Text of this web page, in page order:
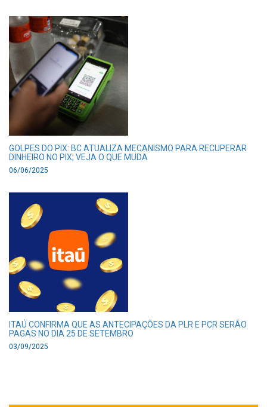
GOLPES DO PIX: BC ATUALIZA MECANISMO PARA RECUPERAR
DINHEIRO NO PIX; VEJA O QUE MUDA
06/06/2025
ITAÚ CONFIRMA QUE AS ANTECIPAÇÕES DA PLR E PCR SERÃO
PAGAS NO DIA 25 DE SETEMBRO
03/09/2025